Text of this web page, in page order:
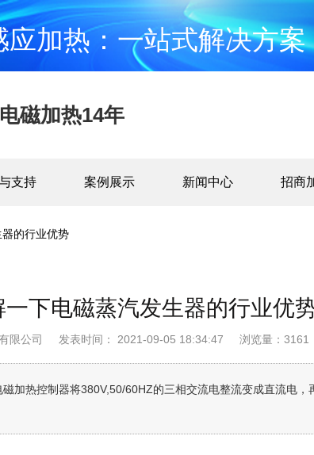
应加热：一站式解决方案
磁加热14年
支持 案例展示 新闻中心 招商
的行业优势
下电磁蒸汽发生器的行业优
限公司 发表时间： 2021-09-05 18:34:47 浏览量：3161
加热控制器将380V,50/60HZ的三相交流电整流变成直流电